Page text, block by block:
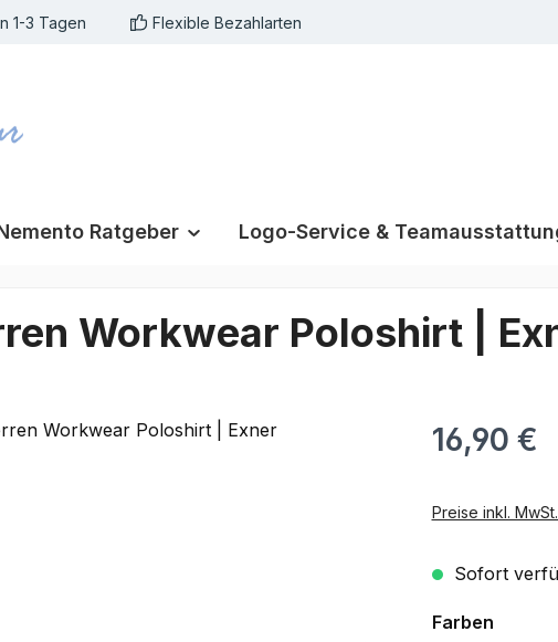
1-3 Tagen Flexible Bezahlarten
Ratgeber Logo-Service &
Workwear Poloshirt |
16,90 €
Preise inkl.
Sofort
Farben